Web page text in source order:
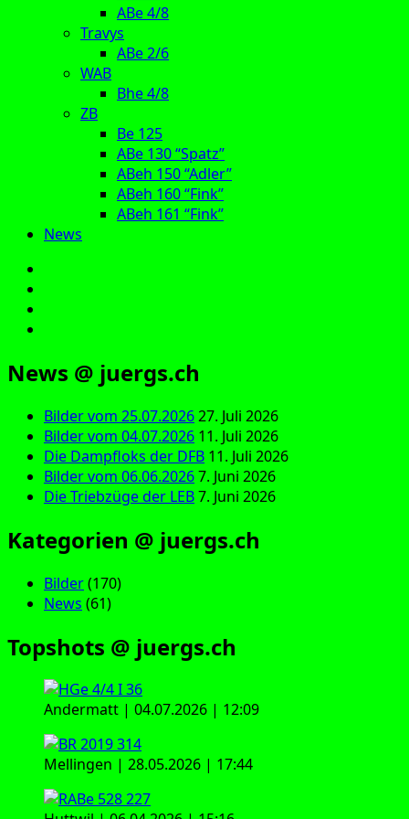
ABe 4/8
Travys
ABe 2/6
WAB
Bhe 4/8
ZB
Be 125
ABe 130 “Spatz”
ABeh 150 “Adler”
ABeh 160 “Fink”
ABeh 161 “Fink”
News
News @ juergs.ch
Bilder vom 25.07.202627. Juli 2026
Bilder vom 04.07.2026 11. Juli 2026
Die Dampfloks der DFB 11. Juli 2026
Bilder vom 06.06.20267. Juni 2026
Die Triebzüge der LEB7. Juni 2026
Kategorien @ juergs.ch
Bilder(170)
News (61)
Topshots @ juergs.ch
Andermatt | 04.07.2026 | 12:09
Mellingen | 28.05.2026 | 17:44